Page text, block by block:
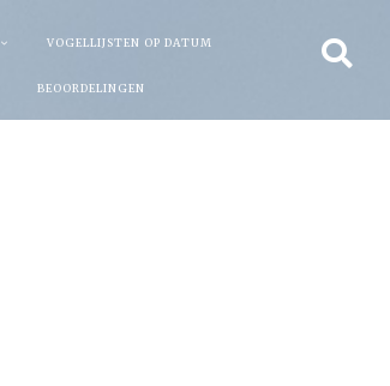
VOGELLIJSTEN OP DATUM
BEOORDELINGEN